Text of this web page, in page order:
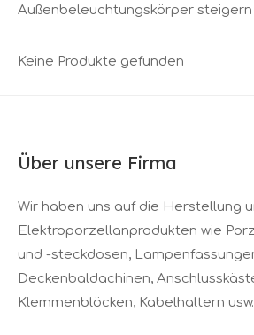
Außenbeleuchtungskörper
Sicherheit Ihrer
wetterbeständigen Materialien und
Keine Produkte gefunden
Über unsere Firma
Wir haben uns auf die Herstellung
Elektroporzellanprodukten wie
und -steckdosen,
Deckenbaldachinen,
Klemmenblöcken, Kabelhaltern